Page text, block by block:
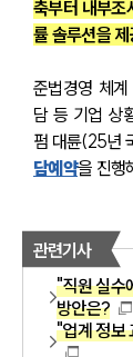
축부터 내부조
률 솔루션을 제
준법경영 체
담 등 기업 상
펌 대륜(25년
담예약을 진행
관련기사
"직원 실수
방안은?
"업계 정보